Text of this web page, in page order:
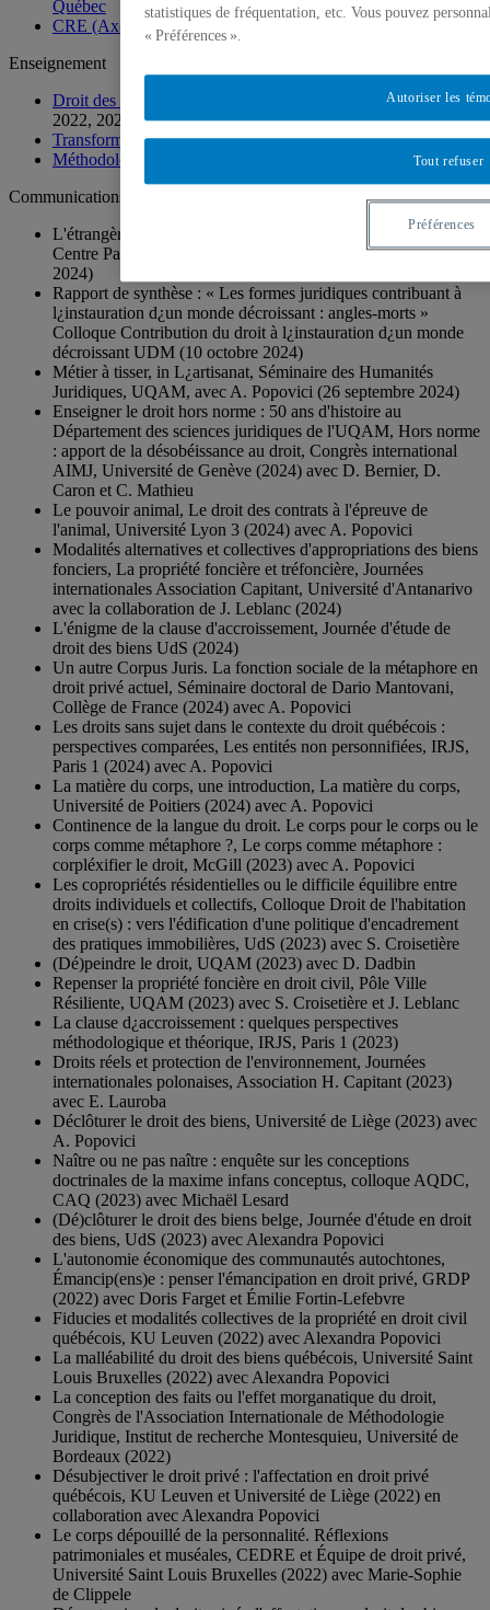
Québec
CRE (Axe Ethique et santé)
Enseignement
Droit des biens et de la propriété
(2026, 2025, 2024, 2023,
2022, 2021)
Transformations sociales du droit privé(2026, 2025)
Méthodologie de la recherche juridique II
(2024, 2023)
Communications
L'étrangère : figure du Code civil, in Les figures du code,
Centre Paul-André Crépeau, McGill, avec A. Popovici (5 dec.
2024)
Rapport de synthèse : « Les formes juridiques contribuant à
l¿instauration d¿un monde décroissant : angles-morts »
Colloque Contribution du droit à l¿instauration d¿un monde
décroissant UDM (10 octobre 2024)
Métier à tisser, in L¿artisanat, Séminaire des Humanités
Juridiques, UQAM, avec A. Popovici (26 septembre 2024)
Enseigner le droit hors norme : 50 ans d'histoire au
Département des sciences juridiques de l'UQAM, Hors norme
: apport de la désobéissance au droit, Congrès international
AIMJ, Université de Genève (2024) avec D. Bernier, D.
Caron et C. Mathieu
Le pouvoir animal, Le droit des contrats à l'épreuve de
l'animal, Université Lyon 3 (2024) avec A. Popovici
Modalités alternatives et collectives d'appropriations des biens
fonciers, La propriété foncière et tréfoncière, Journées
internationales Association Capitant, Université d'Antanarivo
avec la collaboration de J. Leblanc (2024)
L'énigme de la clause d'accroissement, Journée d'étude de
droit des biens UdS (2024)
Un autre Corpus Juris. La fonction sociale de la métaphore en
droit privé actuel, Séminaire doctoral de Dario Mantovani,
Collège de France (2024) avec A. Popovici
Les droits sans sujet dans le contexte du droit québécois :
perspectives comparées, Les entités non personnifiées, IRJS,
Paris 1 (2024) avec A. Popovici
La matière du corps, une introduction, La matière du corps,
Université de Poitiers (2024) avec A. Popovici
Continence de la langue du droit. Le corps pour le corps ou le
corps comme métaphore ?, Le corps comme métaphore :
corpléxifier le droit, McGill (2023) avec A. Popovici
Les copropriétés résidentielles ou le difficile équilibre entre
droits individuels et collectifs, Colloque Droit de l'habitation
en crise(s) : vers l'édification d'une politique d'encadrement
des pratiques immobilières, UdS (2023) avec S. Croisetière
(Dé)peindre le droit, UQAM (2023) avec D. Dadbin
Repenser la propriété foncière en droit civil, Pôle Ville
Résiliente, UQAM (2023) avec S. Croisetière et J. Leblanc
La clause d¿accroissement : quelques perspectives
méthodologique et théorique, IRJS, Paris 1 (2023)
Droits réels et protection de l'environnement, Journées
internationales polonaises, Association H. Capitant (2023)
avec E. Lauroba
Déclôturer le droit des biens, Université de Liège (2023) avec
A. Popovici
Naître ou ne pas naître : enquête sur les conceptions
doctrinales de la maxime infans conceptus, colloque AQDC,
CAQ (2023) avec Michaël Lesard
(Dé)clôturer le droit des biens belge, Journée d'étude en droit
des biens, UdS (2023) avec Alexandra Popovici
L'autonomie économique des communautés autochtones,
Émancip(ens)e : penser l'émancipation en droit privé, GRDP
(2022) avec Doris Farget et Émilie Fortin-Lefebvre
Fiducies et modalités collectives de la propriété en droit civil
québécois, KU Leuven (2022) avec Alexandra Popovici
La malléabilité du droit des biens québécois, Université Saint
Louis Bruxelles (2022) avec Alexandra Popovici
La conception des faits ou l'effet morganatique du droit,
Congrès de l'Association Internationale de Méthodologie
Juridique, Institut de recherche Montesquieu, Université de
Bordeaux (2022)
Désubjectiver le droit privé : l'affectation en droit privé
québécois, KU Leuven et Université de Liège (2022) en
collaboration avec Alexandra Popovici
Le corps dépouillé de la personnalité. Réflexions
patrimoniales et muséales, CEDRE et Équipe de droit privé,
Université Saint Louis Bruxelles (2022) avec Marie-Sophie
de Clippele
statistiques de fréquentation, etc. Vous pouvez
« Préférences ».
Tout refuser
Autoriser les
Préférences